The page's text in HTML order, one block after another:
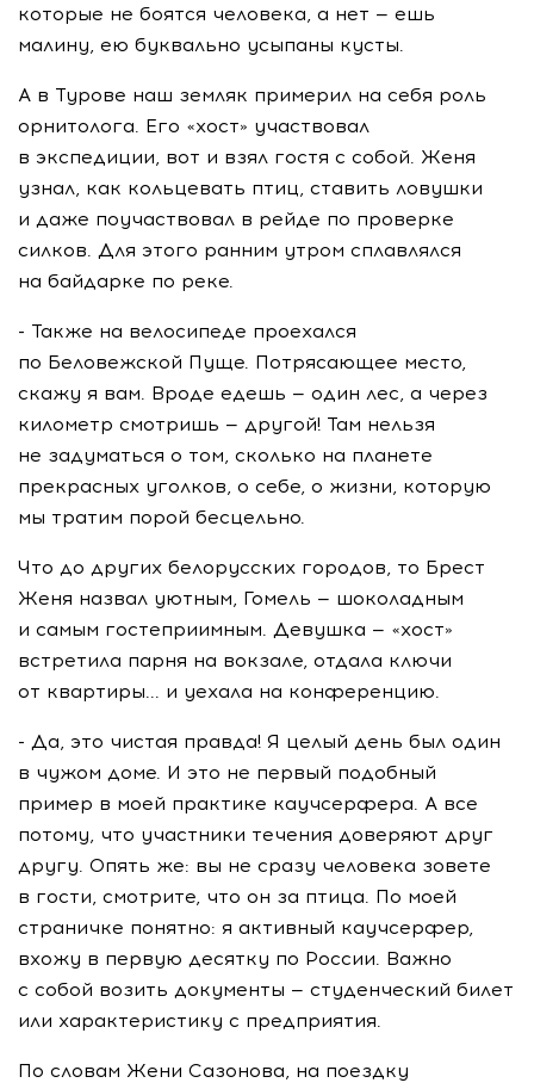
которые не боятся человека, а нет — ешь
малину, ею буквально усыпаны кусты.
А в Турове наш земляк примерил на себя роль
орнитолога. Его «хост» участвовал
в экспедиции, вот и взял гостя с собой. Женя
узнал, как кольцевать птиц, ставить ловушки
и даже поучаствовал в рейде по проверке
силков. Для этого ранним утром сплавлялся
на байдарке по реке.
- Также на велосипеде проехался
по Беловежской Пуще. Потрясающее место,
скажу я вам. Вроде едешь — один лес, а через
километр смотришь — другой! Там нельзя
не задуматься о том, сколько на планете
прекрасных уголков, о себе, о жизни, которую
мы тратим порой бесцельно.
Что до других белорусских городов, то Брест
Женя назвал уютным, Гомель — шоколадным
и самым гостеприимным. Девушка — «хост»
встретила парня на вокзале, отдала ключи
от квартиры... и уехала на конференцию.
- Да, это чистая правда! Я целый день был один
в чужом доме. И это не первый подобный
пример в моей практике каучсерфера. А все
потому, что участники течения доверяют друг
другу. Опять же: вы не сразу человека зовете
в гости, смотрите, что он за птица. По моей
страничке понятно: я активный каучсерфер,
вхожу в первую десятку по России. Важно
с собой возить документы — студенческий билет
или характеристику с предприятия.
По словам Жени Сазонова, на поездку